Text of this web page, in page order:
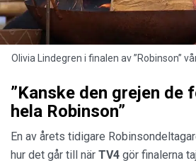
Olivia Lindegren i finalen av ”Robinson”
”Kanske den grejen de
hela Robinson”
En av årets tidigare
hur det går till när TV4 gör finalerna